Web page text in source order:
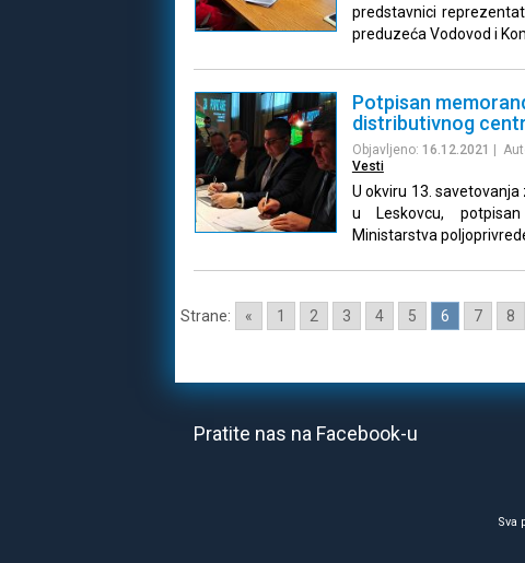
predstavnici
preduzeća Vodovod i
Potpisan
distributivnog
Objavljeno: 16.12.2021 |
Vesti
U okviru 13.
u Leskovcu,
Ministarstva
Strane: « 1 2 3 4 5 6 7 8
Pratite nas na Facebook-u
Sva